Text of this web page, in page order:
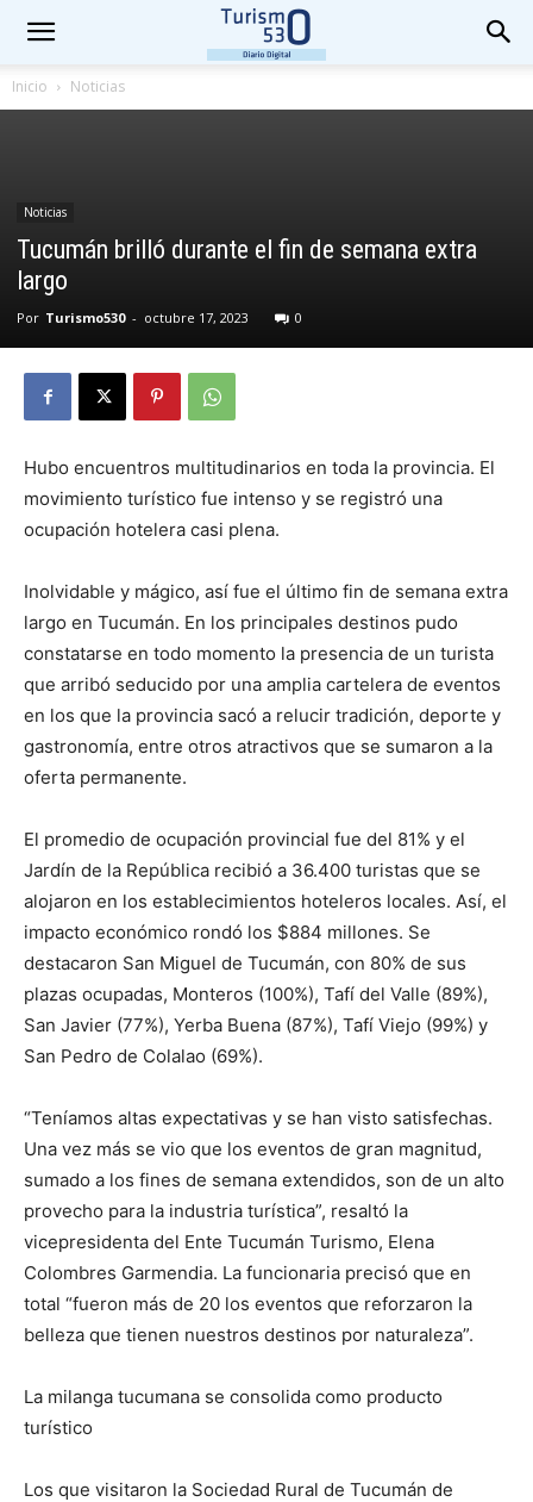
Inicio Noticias
Noticias
Tucumán brilló durante el fin de semana extra
largo
Por Turismo530 - octubre 17, 2023 0
Hubo encuentros multitudinarios en toda la provincia. El
movimiento turístico fue intenso y se registró una
ocupación hotelera casi plena.
Inolvidable y mágico, así fue el último fin de semana extra
largo en Tucumán. En los principales destinos pudo
constatarse en todo momento la presencia de un turista
que arribó seducido por una amplia cartelera de eventos
en los que la provincia sacó a relucir tradición, deporte y
gastronomía, entre otros atractivos que se sumaron a la
oferta permanente.
El promedio de ocupación provincial fue del 81% y el
Jardín de la República recibió a 36.400 turistas que se
alojaron en los establecimientos hoteleros locales. Así, el
impacto económico rondó los $884 millones. Se
destacaron San Miguel de Tucumán, con 80% de sus
plazas ocupadas, Monteros (100%), Tafí del Valle (89%),
San Javier (77%), Yerba Buena (87%), Tafí Viejo (99%) y
San Pedro de Colalao (69%).
“Teníamos altas expectativas y se han visto satisfechas.
Una vez más se vio que los eventos de gran magnitud,
sumado a los fines de semana extendidos, son de un alto
provecho para la industria turística”, resaltó la
vicepresidenta del Ente Tucumán Turismo, Elena
Colombres Garmendia. La funcionaria precisó que en
total “fueron más de 20 los eventos que reforzaron la
belleza que tienen nuestros destinos por naturaleza”.
La milanga tucumana se consolida como producto
turístico
Los que visitaron la Sociedad Rural de Tucumán de